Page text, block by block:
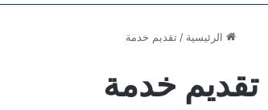
الرئيسية / تقديم خدمة
تقديم خدمة